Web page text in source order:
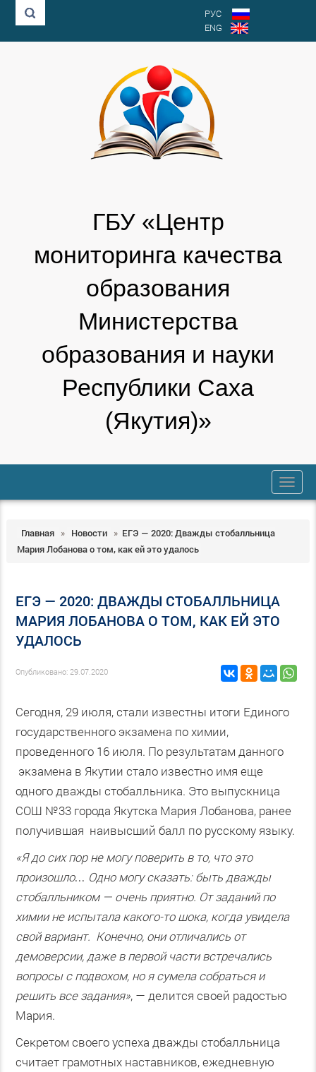
РУС
ENG
ГБУ «Центр
мониторинга качества
образования
Министерства
образования и науки
Республики Саха
(Якутия)»
trk
Главная » Новости » ЕГЭ — 2020: Дважды стобалльница
Мария Лобанова о том, как ей это удалось
ЕГЭ — 2020: ДВАЖДЫ СТОБАЛЛЬНИЦА
МАРИЯ ЛОБАНОВА О ТОМ, КАК ЕЙ ЭТО
УДАЛОСЬ
Опубликовано: 29.07.2020
Сегодня, 29 июля, стали известны итоги Единого
государственного экзамена по химии,
проведенного 16 июля. По результатам данного
экзамена в Якутии стало известно имя еще
одного дважды стобалльника. Это выпускница
СОШ №33 города Якутска Мария Лобанова, ранее
получившая наивысший балл по русскому языку.
«Я до сих пор не могу поверить в то, что это
произошло… Одно могу сказать: быть дважды
стобалльником — очень приятно. От заданий по
химии не испытала какого-то шока, когда увидела
свой вариант. Конечно, они отличались от
демоверсии, даже в первой части встречались
вопросы с подвохом, но я сумела собраться и
решить все задания», — делится своей радостью
Мария.
Секретом своего успеха дважды стобалльница
считает грамотных наставников, ежедневную